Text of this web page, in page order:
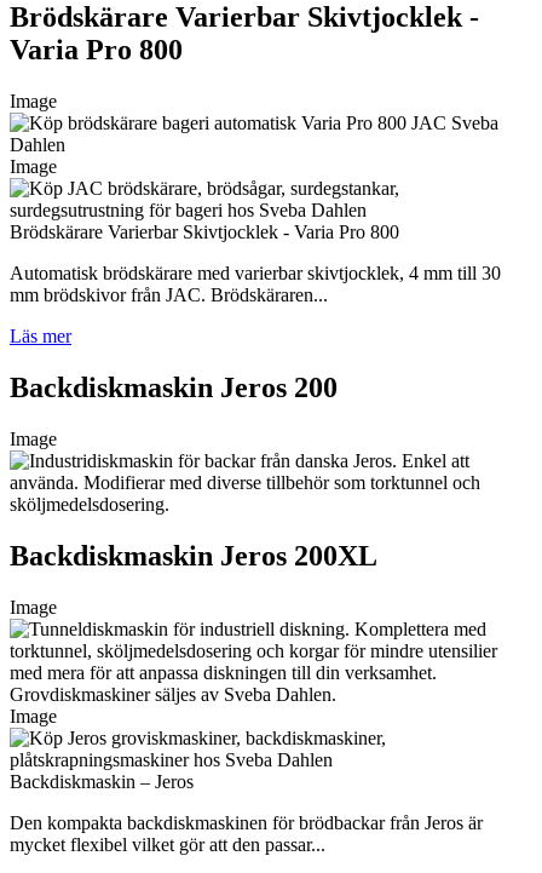
Brödskärare Varierbar Skivtjocklek -
Varia Pro 800
Image
Image
Brödskärare Varierbar Skivtjocklek - Varia Pro 800
Automatisk brödskärare med varierbar skivtjocklek, 4 mm till 30
mm brödskivor från JAC. Brödskäraren...
Läs mer
Backdiskmaskin Jeros 200
Image
Backdiskmaskin Jeros 200XL
Image
Image
Backdiskmaskin – Jeros
Den kompakta backdiskmaskinen för brödbackar från Jeros är
mycket flexibel vilket gör att den passar...